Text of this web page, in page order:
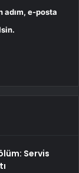
adım, e-posta
Servis